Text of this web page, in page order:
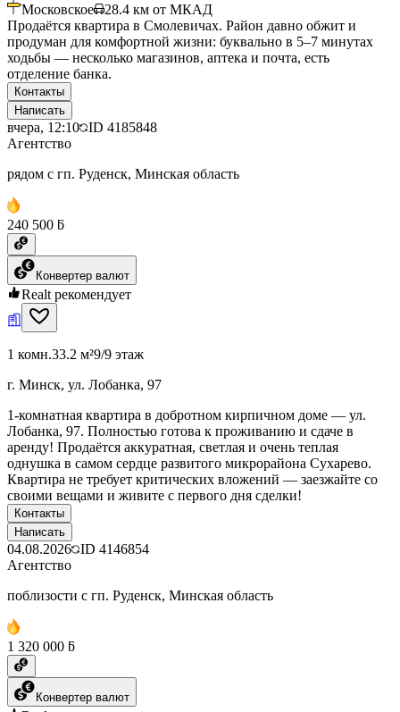
Московское 28.4 км от МКАД
Продаётся квартира в Смолевичах. Район давно обжит и
продуман для комфортной жизни: буквально в 5–7 минутах
ходьбы — несколько магазинов, аптека и почта, есть
отделение банка.
Контакты
Написать
вчера, 12:10 ID 4185848
Агентство
рядом с гп. Руденск, Минская область
240 500 ƃ
Конвертер валют
Realt рекомендует
1 комн.33.2 м²9/9 этаж
г. Минск, ул. Лобанка, 97
1-комнатная квартира в добротном кирпичном доме — ул.
Лобанка, 97. Полностью готова к проживанию и сдаче в
аренду! Продаётся аккуратная, светлая и очень теплая
однушка в самом сердце развитого микрорайона Сухарево.
Квартира не требует критических вложений — заезжайте со
своими вещами и живите с первого дня сделки!
Контакты
Написать
04.08.2026 ID 4146854
Агентство
поблизости с гп. Руденск, Минская область
1 320 000 ƃ
Конвертер валют